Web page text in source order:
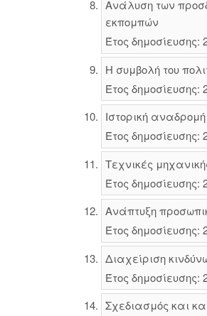
Ανάλυση των
εκπομπών
Έτος δημοσίευσης:
Η συμβολή του
Έτος δημοσίευσης:
Ιστορική
Έτος δημοσίευσης:
Τεχνικές
Έτος δημοσίευσης:
Ανάπτυξη
Έτος δημοσίευσης:
Διαχείριση
Έτος δημοσίευσης:
Σχεδιασμός και